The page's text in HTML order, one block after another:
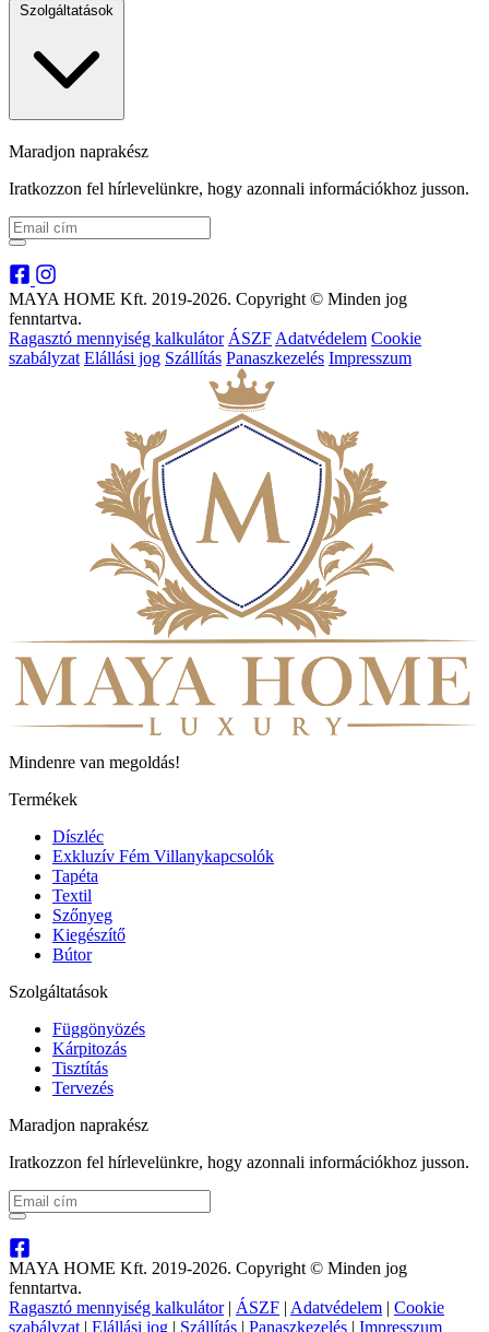
Szolgáltatások
Maradjon naprakész
Iratkozzon fel hírlevelünkre, hogy azonnali információkhoz jusson.
MAYA HOME Kft. 2019-2026. Copyright © Minden jog
fenntartva.
Ragasztó mennyiség kalkulátor ÁSZF Adatvédelem Cookie
szabályzat Elállási jog Szállítás Panaszkezelés Impresszum
Mindenre van megoldás!
Termékek
Díszléc
Exkluzív Fém Villanykapcsolók
Tapéta
Textil
Szőnyeg
Kiegészítő
Bútor
Szolgáltatások
Függönyözés
Kárpitozás
Tisztítás
Tervezés
Maradjon naprakész
Iratkozzon fel hírlevelünkre, hogy azonnali információkhoz jusson.
MAYA HOME Kft. 2019-2026. Copyright © Minden jog
fenntartva.
Ragasztó mennyiség kalkulátor | ÁSZF | Adatvédelem | Cookie
szabályzat | Elállási jog | Szállítás | Panaszkezelés | Impresszum